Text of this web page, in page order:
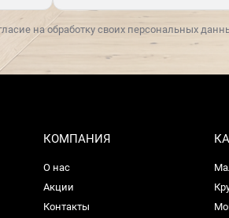
Гриль с конвекцией
Источник питания
автоматических программ
Количество функций
приготовления
на обработку своих персональных
КОМПАНИЯ
О нас
Акции
Контакты